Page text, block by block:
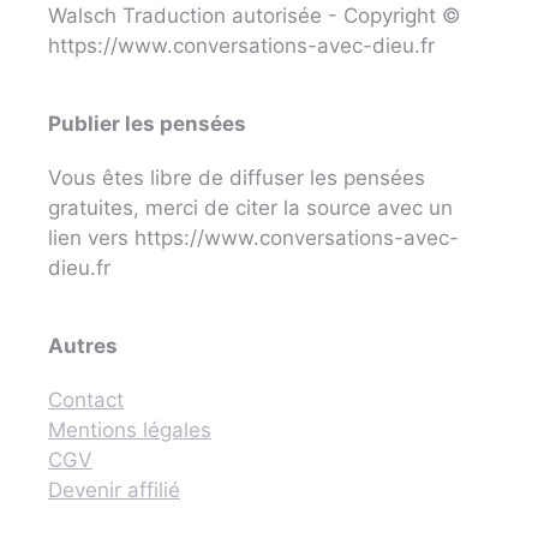
Walsch Traduction autorisée - Copyright ©
https://www.conversations-avec-dieu.fr
Publier les pensées
Vous êtes libre de diffuser les pensées
gratuites, merci de citer la source avec un
lien vers https://www.conversations-avec-
dieu.fr
Autres
Contact
Mentions légales
CGV
Devenir affilié